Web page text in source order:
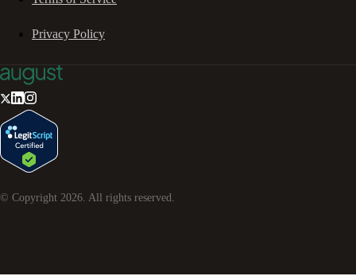
Privacy Policy
© Copyright 2026 . All rights reserved.